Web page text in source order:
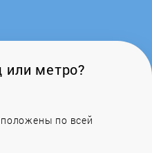
или метро?
по всей